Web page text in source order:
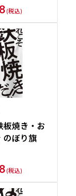
(税込)
板焼き・お
のぼり旗
(税込)